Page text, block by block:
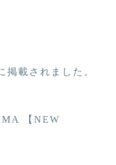
掲載されました。
【NEW